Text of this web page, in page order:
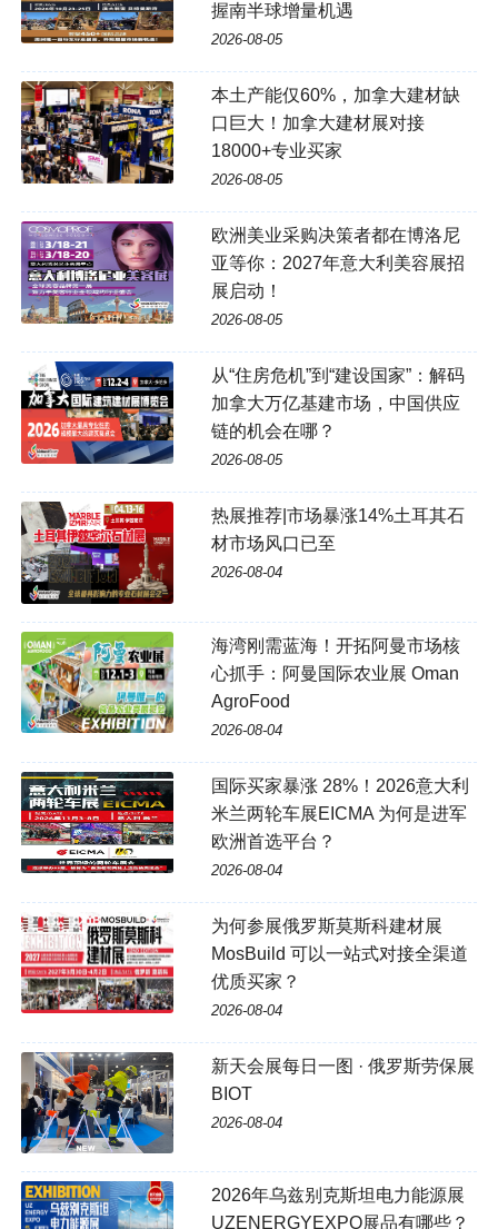
握南半球增量机遇
2026-08-05
本土产能仅60%，加拿大建材缺
口巨大！加拿大建材展对接
18000+专业买家
2026-08-05
欧洲美业采购决策者都在博洛尼
亚等你：2027年意大利美容展招
展启动！
2026-08-05
从“住房危机”到“建设国家”：解码
加拿大万亿基建市场，中国供应
链的机会在哪？
2026-08-05
热展推荐|市场暴涨14%土耳其石
材市场风口已至
2026-08-04
海湾刚需蓝海！开拓阿曼市场核
心抓手：阿曼国际农业展 Oman
AgroFood
2026-08-04
国际买家暴涨 28%！2026意大利
米兰两轮车展EICMA 为何是进军
欧洲首选平台？
2026-08-04
为何参展俄罗斯莫斯科建材展
MosBuild 可以一站式对接全渠道
优质买家？
2026-08-04
新天会展每日一图 · 俄罗斯劳保展
BIOT
2026-08-04
2026年乌兹别克斯坦电力能源展
UZENERGYEXPO展品有哪些？